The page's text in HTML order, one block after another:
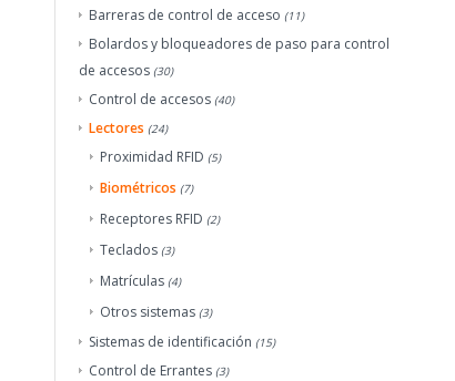
Barreras de control de acceso (11)
Bolardos y bloqueadores de paso para control
de accesos (30)
Control de accesos (40)
Lectores (24)
Proximidad RFID (5)
Biométricos (7)
Receptores RFID (2)
Teclados (3)
Matrículas (4)
Otros sistemas (3)
Sistemas de identificación (15)
Control de Errantes (3)